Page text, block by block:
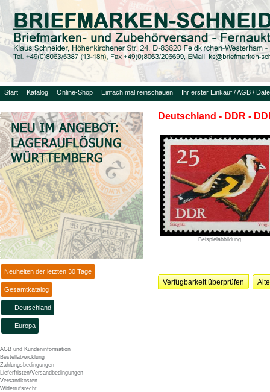
Start Katalog Online-Shop Einfach mal reinschauen Ihr erster Einkauf / AGB /
Neuheiten der letzten 30 Tage
Gesamtkatalog
Deutschland
Europa
AGB und Kundeninformation
Bestellabwicklung
Zahlungsbedingungen
Lieferfristen/Versandbedingungen
Versandkosten
Widerrufsrecht
Deutschland - DDR -
Beispielabbildung
Verfügbarkeit überprüfen